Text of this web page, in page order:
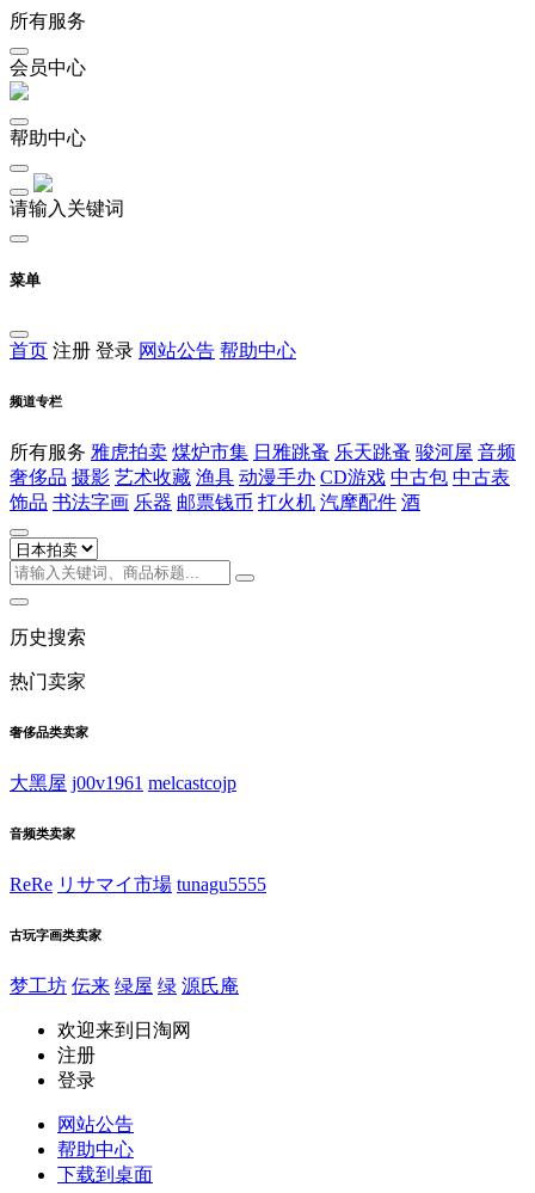
所有服务
会员中心
帮助中心
请输入关键词
菜单
首页 注册 登录 网站公告 帮助中心
频道专栏
所有服务 雅虎拍卖 煤炉市集 日雅跳蚤 乐天跳蚤 骏河屋 音频
奢侈品 摄影 艺术收藏 渔具 动漫手办 CD游戏 中古包 中古表
饰品 书法字画 乐器 邮票钱币 打火机 汽摩配件 酒
历史搜索
热门卖家
奢侈品类卖家
大黑屋 j00v1961 melcastcojp
音频类卖家
ReRe リサマイ市場 tunagu5555
古玩字画类卖家
梦工坊 伝来 绿屋 绿 源氏庵
欢迎来到日淘网
注册
登录
网站公告
帮助中心
下载到桌面